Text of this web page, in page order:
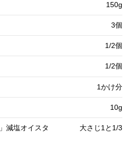
150g
3個
1/2個
1/2個
1かけ分
10g
」減塩オイスタ
大さじ1と1/3